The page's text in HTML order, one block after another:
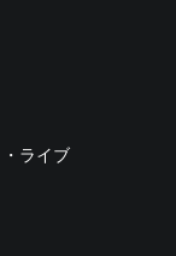
ライブ